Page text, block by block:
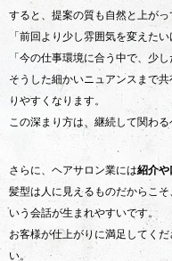
すると、提案の質も自然と上がっ
「前回より少し雰囲気を変えた
「今の仕事環境に合う中で、少
そうした細かいニュアンスまで
りやすくなります。
この深まり方は、継続して関わ
さらに、ヘアサロン業には紹介や
髪型は人に見えるものだからこ
いう会話が生まれやすいです。
お客様が仕上がりに満足してく
い。